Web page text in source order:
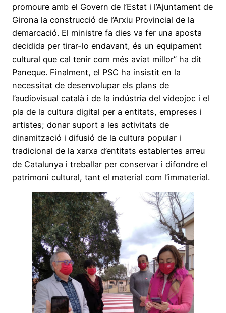
promoure amb el Govern de l’Estat i l’Ajuntament de
Girona la construcció de l’Arxiu Provincial de la
demarcació. El ministre fa dies va fer una aposta
decidida per tirar-lo endavant, és un equipament
cultural que cal tenir com més aviat millor” ha dit
Paneque. Finalment, el PSC ha insistit en la
necessitat de desenvolupar els plans de
l’audiovisual català i de la indústria del videojoc i el
pla de la cultura digital per a entitats, empreses i
artistes; donar suport a les activitats de
dinamització i difusió de la cultura popular i
tradicional de la xarxa d’entitats establertes arreu
de Catalunya i treballar per conservar i difondre el
patrimoni cultural, tant el material com l’immaterial.